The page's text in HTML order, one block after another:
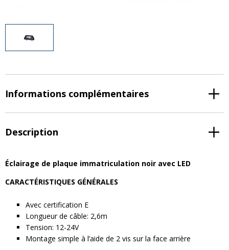
Questions fréquemment posées
Contact
09 70 24 66 76
Voir tout
Informations complémentaires
Description
Éclairage de plaque immatriculation noir avec LED
CARACTÉRISTIQUES GÉNÉRALES
Avec certification E
Longueur de câble: 2,6m
Tension: 12-24V
Montage simple à l’aide de 2 vis sur la face arrière